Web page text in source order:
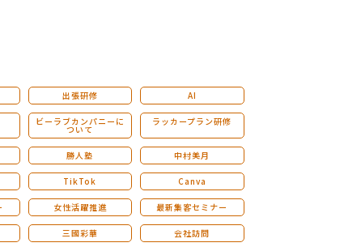
ストレングスファインダー研修
出張研修 AI
ビーラブカンパニーに
ついて
ラッカープラン研修
勝人塾 中村美月
TikTok Canva
女性活躍推進 最新集客セミナー
三國彩華 会社訪問